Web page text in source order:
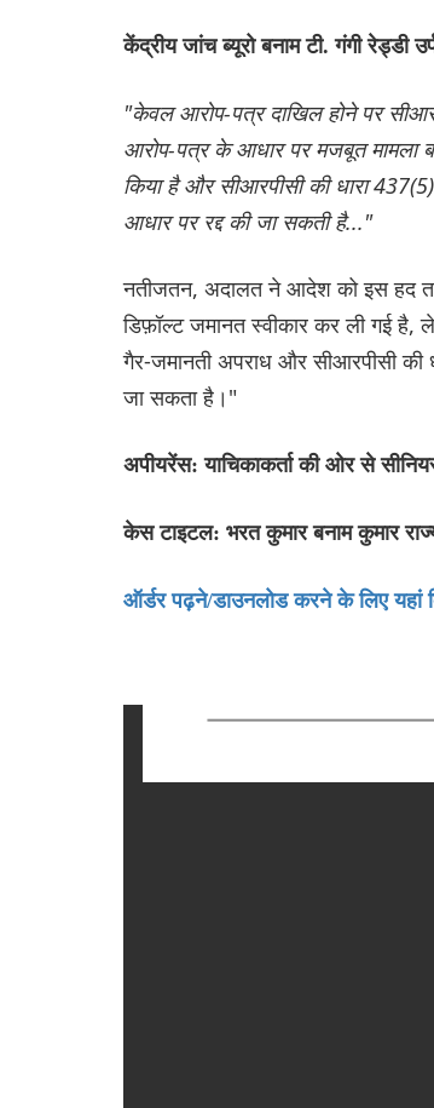
केंद्रीय जांच ब्यूरो बनाम टी. गंगी रेड्डी
"केवल आरोप-पत्र दाखिल होने पर
आरोप-पत्र के आधार पर मजबूत मामला
किया है और सीआरपीसी की धारा
आधार पर रद्द की जा सकती है..."
नतीजतन, अदालत ने आदेश को इस हद तक
डिफ़ॉल्ट जमानत स्वीकार कर ली गई है,
गैर-जमानती अपराध और सीआरपीसी की
जा सकता है।"
अपीयरेंस: याचिकाकर्ता की ओर से
केस टाइटल: भरत कुमार बनाम कुमार
ऑर्डर पढ़ने/डाउनलोड करने के लिए यहां